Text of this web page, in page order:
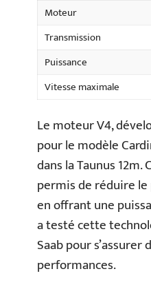
Moteur
Transmission
Puissance
Vitesse maximale
Le moteur V4,
pour le modèle
dans la Taunus
permis de réduire
en offrant une
a testé cette
Saab pour
performances.